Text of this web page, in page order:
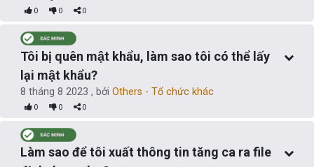
0 0 0
Tôi bị quên mật khẩu, làm sao tôi có thể lấy
lại mật khẩu?
8 tháng 8 2023 , bởi Others - Tổ chức khác
0 0 0
Làm sao để tôi xuất thông tin tăng ca ra file